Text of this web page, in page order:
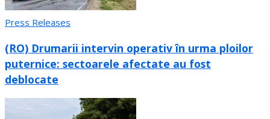
Press Releases
(RO) Drumarii intervin operativ în urma ploilor
puternice: sectoarele afectate au fost
deblocate